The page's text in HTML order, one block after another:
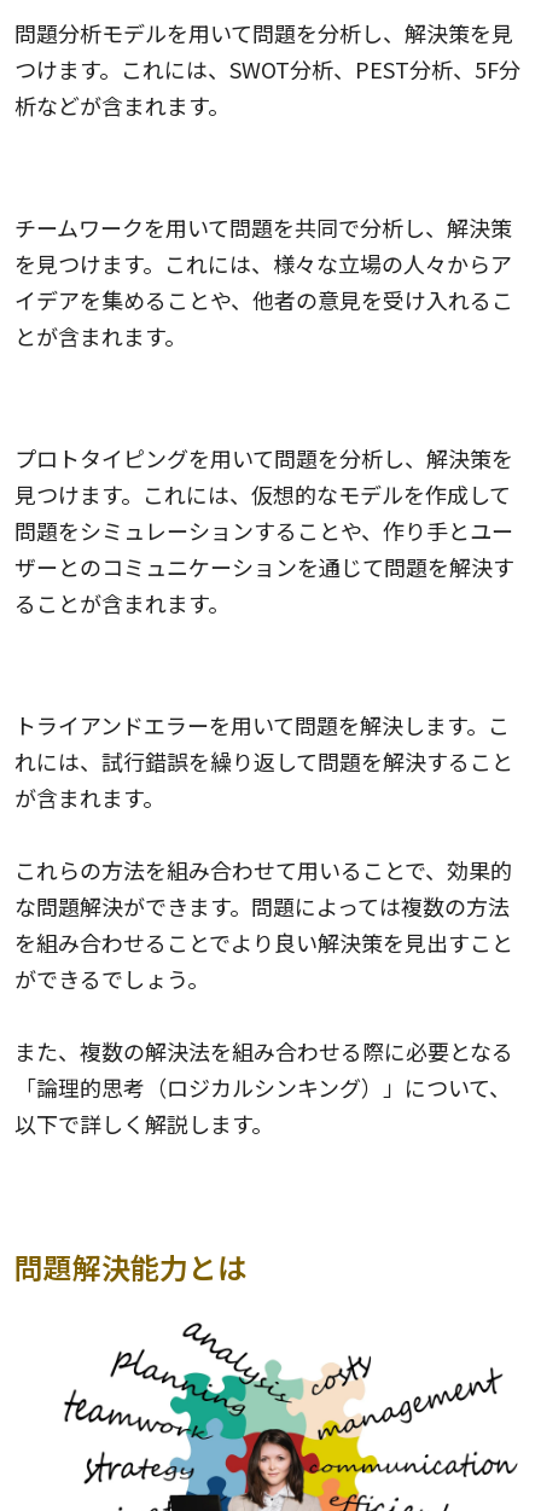
問題分析モデルを用いて問題を分析し、解決策を見
つけます。これには、SWOT分析、PEST分析、5F分
析などが含まれます。
チームワークを用いて問題を共同で分析し、解決策
を見つけます。これには、様々な立場の人々からア
イデアを集めることや、他者の意見を受け入れるこ
とが含まれます。
プロトタイピングを用いて問題を分析し、解決策を
見つけます。これには、仮想的なモデルを作成して
問題をシミュレーションすることや、作り手とユー
ザーとのコミュニケーションを通じて問題を解決す
ることが含まれます。
トライアンドエラーを用いて問題を解決します。こ
れには、試行錯誤を繰り返して問題を解決すること
が含まれます。
これらの方法を組み合わせて用いることで、効果的
な問題解決ができます。問題によっては複数の方法
を組み合わせることでより良い解決策を見出すこと
ができるでしょう。
また、複数の解決法を組み合わせる際に必要となる
「論理的思考（ロジカルシンキング）」について、
以下で詳しく解説します。
問題解決能力とは